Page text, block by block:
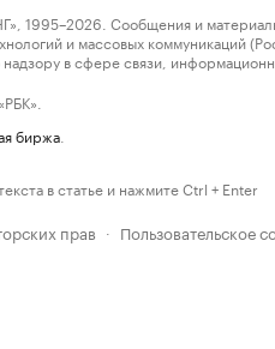
Сообщения и материалы
и массовых коммуникаций
в сфере связи,
биржа
в статье и нажмите Ctrl + Enter
прав · Пользовательское